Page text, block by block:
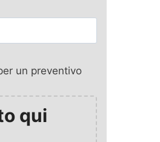
un preventivo
qui